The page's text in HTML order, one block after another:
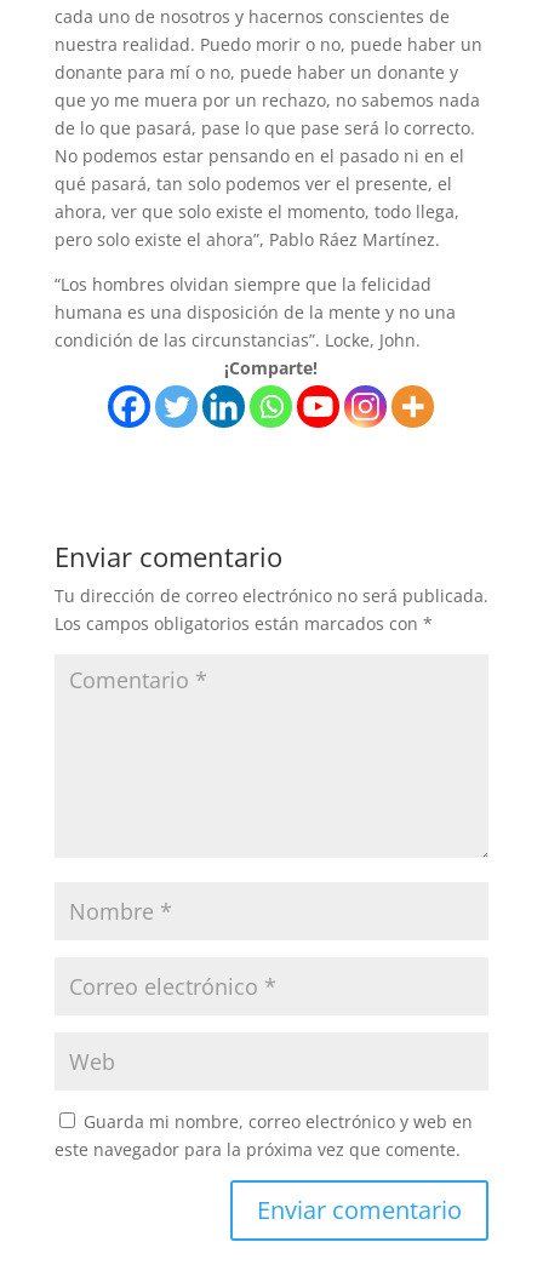
cada uno de nosotros y hacernos conscientes de
nuestra realidad. Puedo morir o no, puede haber un
donante para mí o no, puede haber un donante y
que yo me muera por un rechazo, no sabemos nada
de lo que pasará, pase lo que pase será lo correcto.
No podemos estar pensando en el pasado ni en el
qué pasará, tan solo podemos ver el presente, el
ahora, ver que solo existe el momento, todo llega,
pero solo existe el ahora”, Pablo Ráez Martínez.
“Los hombres olvidan siempre que la felicidad
humana es una disposición de la mente y no una
condición de las circunstancias”. Locke, John.
¡Comparte!
Enviar comentario
Tu dirección de correo electrónico no será publicada.
Los campos obligatorios están marcados con *
Guarda mi nombre, correo electrónico y web en
este navegador para la próxima vez que comente.